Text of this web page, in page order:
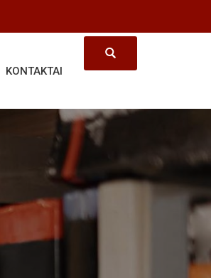
KONTAKTAI